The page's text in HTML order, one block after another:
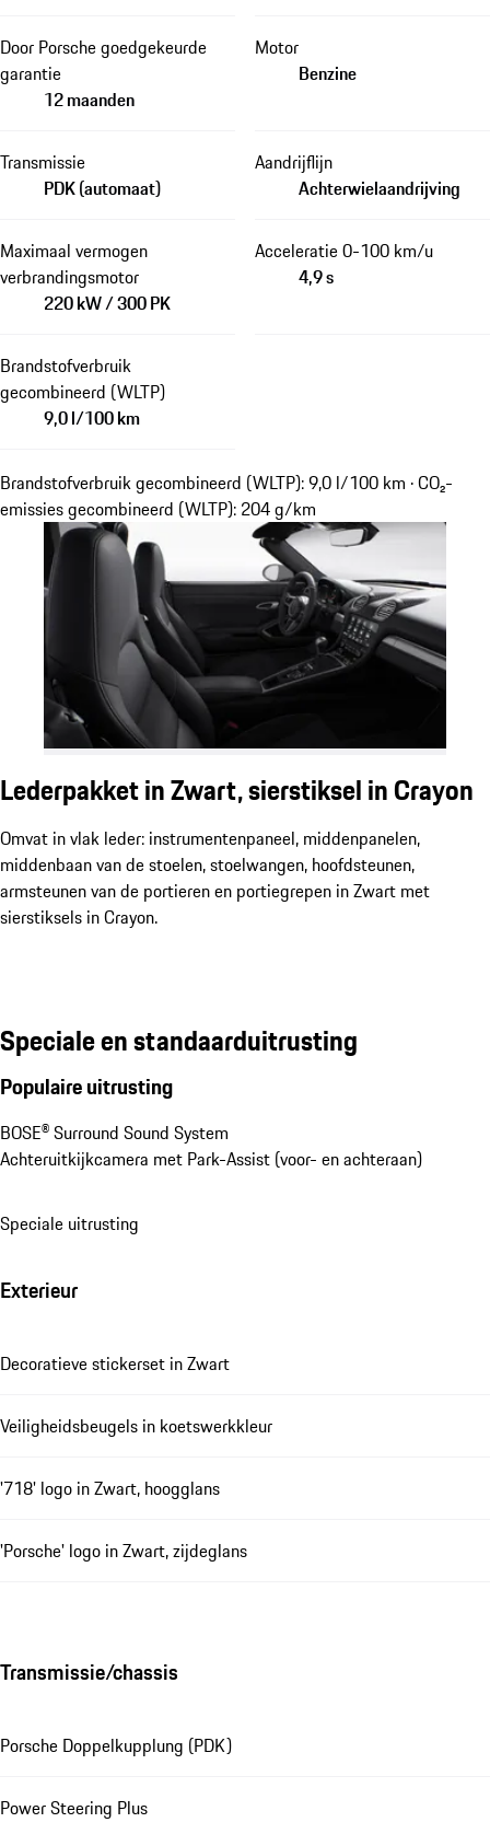
Door Porsche goedgekeurde
garantie
12 maanden
Motor
Benzine
Transmissie
PDK (automaat)
Aandrijflijn
Achterwielaandrijving
Maximaal vermogen
verbrandingsmotor
220 kW / 300 PK
Acceleratie 0-100 km/u
4,9 s
Brandstofverbruik
gecombineerd (WLTP)
9,0 l/100 km
Brandstofverbruik gecombineerd (WLTP): 9,0 l/100 km · CO₂-
emissies gecombineerd (WLTP): 204 g/km
Lederpakket in Zwart, sierstiksel in Crayon
Omvat in vlak leder: instrumentenpaneel, middenpanelen,
middenbaan van de stoelen, stoelwangen, hoofdsteunen,
armsteunen van de portieren en portiegrepen in Zwart met
sierstiksels in Crayon.
Speciale en standaarduitrusting
Populaire uitrusting
BOSE® Surround Sound System
Achteruitkijkcamera met Park-Assist (voor- en achteraan)
Speciale uitrusting
Exterieur
Decoratieve stickerset in Zwart
Veiligheidsbeugels in koetswerkkleur
'718' logo in Zwart, hoogglans
'Porsche' logo in Zwart, zijdeglans
Transmissie/chassis
Porsche Doppelkupplung (PDK)
Power Steering Plus